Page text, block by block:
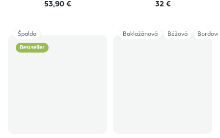
53,90 €
32 €
Bestseller
Špalda Baklažánová Béžová Bordová